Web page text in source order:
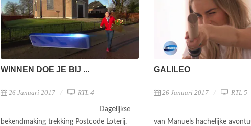
WINNEN DOE JE BIJ ...
26 Januari 2017 RTL 4
Dagelijkse
bekendmaking trekking Postcode Loterij.
GALILEO
26 Januari 2017 RTL 5
van Manuels hachelijke